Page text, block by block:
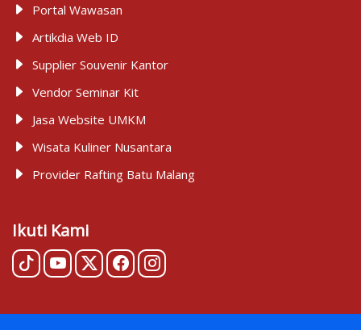
Portal Wawasan
Artikdia Web ID
Supplier Souvenir Kantor
Vendor Seminar Kit
Jasa Website UMKM
Wisata Kuliner Nusantara
Provider Rafting Batu Malang
Ikuti Kami